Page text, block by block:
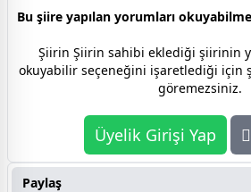
Bu şiire yapılan yorumları
Şiirin Şiirin sahibi eklediği şiirinin
okuyabilir seçeneğini işaretlediği için
göremezsiniz.
Üyelik Girişi Yap
Paylaş